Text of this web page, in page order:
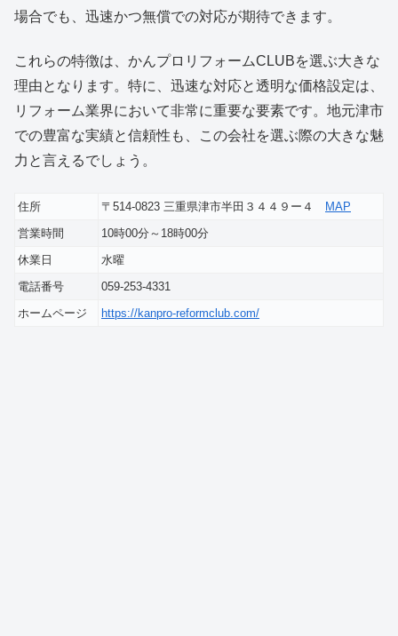
場合でも、迅速かつ無償での対応が期待できます。
これらの特徴は、かんプロリフォームCLUBを選ぶ大きな
理由となります。特に、迅速な対応と透明な価格設定は、
リフォーム業界において非常に重要な要素です。地元津市
での豊富な実績と信頼性も、この会社を選ぶ際の大きな魅
力と言えるでしょう。
住所 〒514-0823 三重県津市半田３４４９ー４
MAP
営業時間
10時00分～18時00分
休業日
水曜
電話番号
059-253-4331
ホームページ
https://kanpro-reformclub.com/